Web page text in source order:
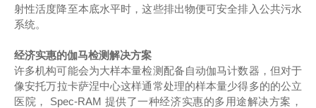
射性活度降至本底水平时，这些排出物便可安全排入公共污水
系统。
经济实惠的伽马检测解决方案
许多机构可能会为大样本量检测配备自动伽马计数器，但对于
像安托万拉卡萨涅中心这样通常处理的样本量少得多的的公立
医院， Spec-RAM 提供了一种经济实惠的多用途解决方案，